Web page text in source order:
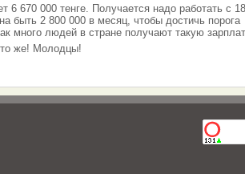
6 670 000 тенге. Получается надо работать с
быть 2 800 000 в месяц, чтобы достичь порога
много людей в стране получают такую
же! Молодцы!